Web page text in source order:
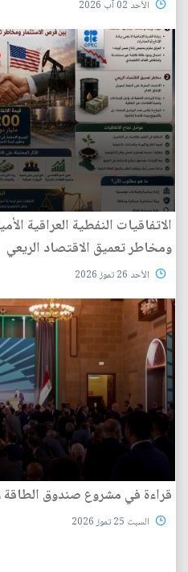
الأحد 02 آب 2026
الاتفاقيات النفطية العراقية
ومخاطر تعميق الاقتصاد الريعي
الأحد 26 تموز 2026
قراءة في مشروع صندوق الطاقة
السبت 25 تموز 2026